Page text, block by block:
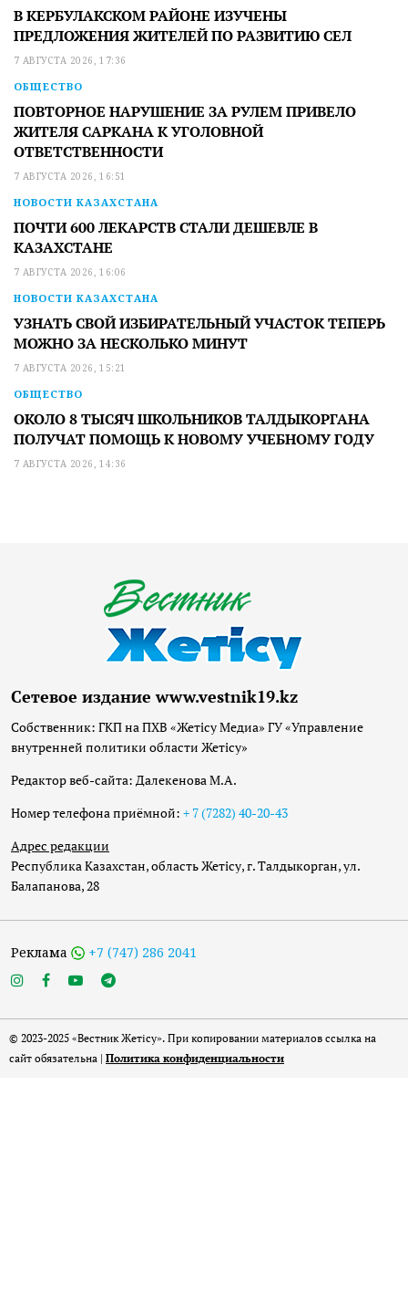
В КЕРБУЛАКСКОМ РАЙОНЕ ИЗУЧЕНЫ
ПРЕДЛОЖЕНИЯ ЖИТЕЛЕЙ ПО РАЗВИТИЮ СЕЛ
7 АВГУСТА 2026, 17:36
ОБЩЕСТВО
ПОВТОРНОЕ НАРУШЕНИЕ ЗА РУЛЕМ ПРИВЕЛО
ЖИТЕЛЯ САРКАНА К УГОЛОВНОЙ
ОТВЕТСТВЕННОСТИ
7 АВГУСТА 2026, 16:51
НОВОСТИ КАЗАХСТАНА
ПОЧТИ 600 ЛЕКАРСТВ СТАЛИ ДЕШЕВЛЕ В
КАЗАХСТАНЕ
7 АВГУСТА 2026, 16:06
НОВОСТИ КАЗАХСТАНА
УЗНАТЬ СВОЙ ИЗБИРАТЕЛЬНЫЙ УЧАСТОК ТЕПЕРЬ
МОЖНО ЗА НЕСКОЛЬКО МИНУТ
7 АВГУСТА 2026, 15:21
ОБЩЕСТВО
ОКОЛО 8 ТЫСЯЧ ШКОЛЬНИКОВ ТАЛДЫКОРГАНА
ПОЛУЧАТ ПОМОЩЬ К НОВОМУ УЧЕБНОМУ ГОДУ
7 АВГУСТА 2026, 14:36
Сетевое издание www.vestnik19.kz
Собственник: ГКП на ПХВ «Жетісу Медиа» ГУ «Управление
внутренней политики области Жетісу»
Редактор веб-сайта: Далекенова М.А.
Номер телефона приёмной: + 7 (7282) 40-20-43
Адрес редакции
Республика Казахстан, область Жетісу, г. Талдыкорган, ул.
Балапанова, 28
Реклама +7 (747) 286 2041
© 2023-2025 «Вестник Жетісу». При копировании материалов ссылка на
сайт обязательна | Политика конфиденциальности